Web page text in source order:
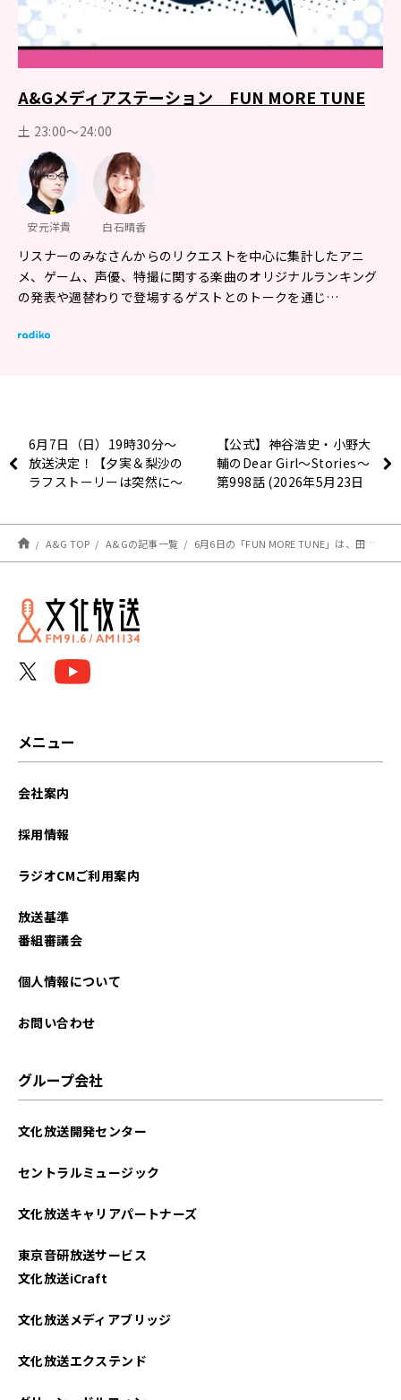
A&Gメディアステーション FUN MORE TUNE
土 23:00～24:00
安元洋貴 白石晴香
リスナーのみなさんからのリクエストを中心に集計したアニ
メ、ゲーム、声優、特撮に関する楽曲のオリジナルランキング
の発表や週替わりで登場するゲストとのトークを通じ…
6月7日（日）19時30分～
放送決定！【夕実＆梨沙の
ラフストーリーは突然に～
【公式】神谷浩史・小野大
輔のDear Girl〜Stories〜
第998話 (2026年5月23日
A&G TOP A&Gの記事一覧 6月6日の「FUN MORE TUNE」は、田村ゆかりさんがゲストに生登場！
メニュー
会社案内
採用情報
ラジオCMご利用案内
放送基準
番組審議会
個人情報について
お問い合わせ
グループ会社
文化放送開発センター
セントラルミュージック
文化放送キャリアパートナーズ
東京音研放送サービス
文化放送iCraft
文化放送メディアブリッジ
文化放送エクステンド